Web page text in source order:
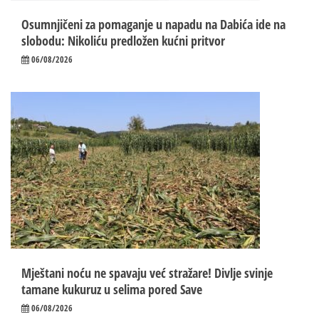
Osumnjičeni za pomaganje u napadu na Dabića ide na
slobodu: Nikoliću predložen kućni pritvor
06/08/2026
Mještani noću ne spavaju već stražare! Divlje svinje
tamane kukuruz u selima pored Save
06/08/2026